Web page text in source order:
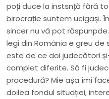
poți duce la instsnță fără
birocrație suntem ucigași.
sincer nu vă pot
legi din România e greu de
este de ce doi judecători
complet diferite. Să fi
procedură? Mie așa îmi
doilea fondul situației,